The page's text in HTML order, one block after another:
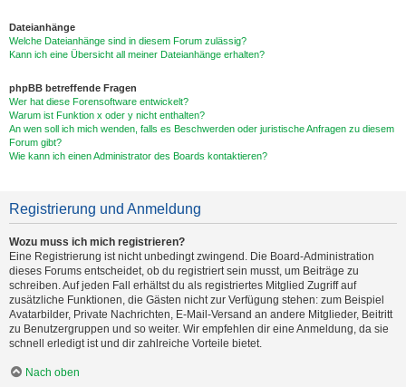
Dateianhänge
Welche Dateianhänge sind in diesem Forum zulässig?
Kann ich eine Übersicht all meiner Dateianhänge erhalten?
phpBB betreffende Fragen
Wer hat diese Forensoftware entwickelt?
Warum ist Funktion x oder y nicht enthalten?
An wen soll ich mich wenden, falls es Beschwerden oder juristische Anfragen zu diesem
Forum gibt?
Wie kann ich einen Administrator des Boards kontaktieren?
Registrierung und Anmeldung
Wozu muss ich mich registrieren?
Eine Registrierung ist nicht unbedingt zwingend. Die Board-Administration
dieses Forums entscheidet, ob du registriert sein musst, um Beiträge zu
schreiben. Auf jeden Fall erhältst du als registriertes Mitglied Zugriff auf
zusätzliche Funktionen, die Gästen nicht zur Verfügung stehen: zum Beispiel
Avatarbilder, Private Nachrichten, E-Mail-Versand an andere Mitglieder, Beitritt
zu Benutzergruppen und so weiter. Wir empfehlen dir eine Anmeldung, da sie
schnell erledigt ist und dir zahlreiche Vorteile bietet.
Nach oben